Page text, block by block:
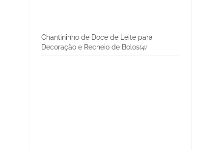
Chantininho de Doce de Leite para
Decoração e Recheio de Bolos(4)